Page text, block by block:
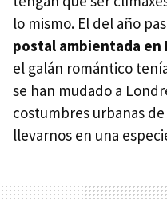
lo mismo. El del año
postal ambientada en
el galán romántico
se han mudado a
costumbres urbanas
llevarnos en una